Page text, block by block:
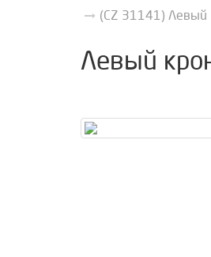
(CZ 31141) Левый
Левый